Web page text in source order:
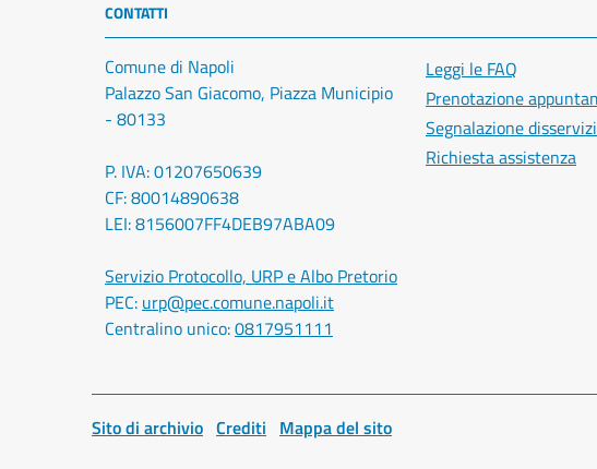
CONTATTI
Comune di Napoli
Palazzo San Giacomo, Piazza Municipio
- 80133
P. IVA: 01207650639
CF: 80014890638
LEI: 8156007FF4DEB97ABA09
Servizio Protocollo, URP e Albo Pretorio
PEC: urp@pec.comune.napoli.it
Centralino unico:0817951111
Leggi le FAQ
Prenotazione
Segnalazione
Richiesta assistenza
Sito di archivio Crediti Mappa del sito